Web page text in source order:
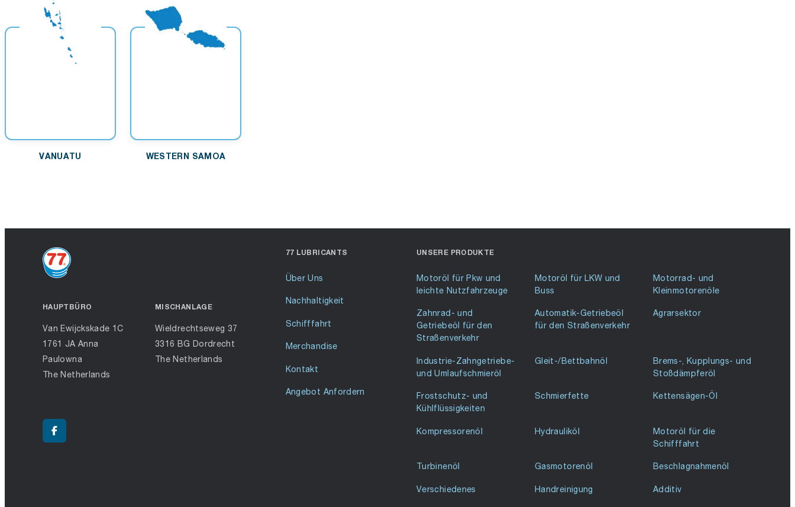
VANUATU WESTERN SAMOA
HAUPTBÜRO
Van Ewijckskade 1C
1761 JA Anna
Paulowna
The Netherlands
MISCHANLAGE
Wieldrechtseweg 37
3316 BG Dordrecht
The Netherlands
77 LUBRICANTS
Über Uns
Nachhaltigkeit
Schifffahrt
Merchandise
Kontakt
Angebot Anfordern
UNSERE PRODUKTE
Motoröl für Pkw und
leichte Nutzfahrzeuge
Motoröl für LKW und
Buss
Motorrad- und
Kleinmotorenöle
Zahnrad- und
Getriebeöl für den
Straßenverkehr
Automatik-Getriebeöl
für den Straßenverkehr
Agrarsektor
Industrie-Zahngetriebe-
und Umlaufschmieröl
Gleit-/Bettbahnöl
Brems-, Kupplungs- und
Stoßdämpferöl
Frostschutz- und
Kühlflüssigkeiten
Schmierfette Kettensägen-Öl
Kompressorenöl Hydrauliköl
Motoröl für die
Schifffahrt
Turbinenöl Gasmotorenöl Beschlagnahmenöl
Verschiedenes Handreinigung Additiv